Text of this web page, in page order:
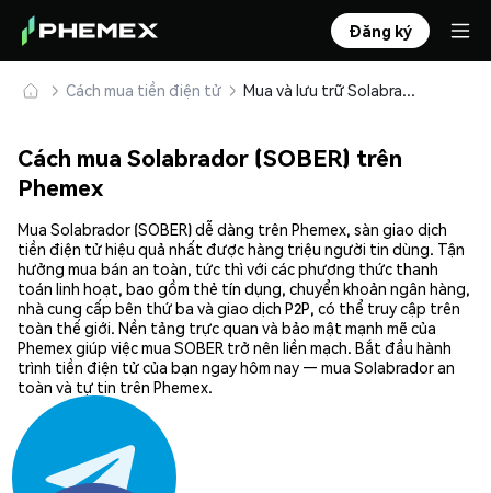
Đăng ký
Cách mua tiền điện tử Mua và lưu trữ Solabrador (SOBER) an toàn
Cách mua Solabrador (SOBER) trên
Phemex
Mua Solabrador (SOBER) dễ dàng trên Phemex, sàn giao dịch
tiền điện tử hiệu quả nhất được hàng triệu người tin dùng. Tận
hưởng mua bán an toàn, tức thì với các phương thức thanh
toán linh hoạt, bao gồm thẻ tín dụng, chuyển khoản ngân hàng,
nhà cung cấp bên thứ ba và giao dịch P2P, có thể truy cập trên
toàn thế giới. Nền tảng trực quan và bảo mật mạnh mẽ của
Phemex giúp việc mua SOBER trở nên liền mạch. Bắt đầu hành
trình tiền điện tử của bạn ngay hôm nay — mua Solabrador an
toàn và tự tin trên Phemex.